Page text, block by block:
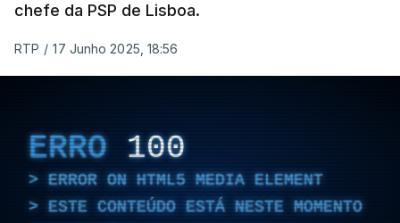
chefe da PSP de Lisboa.
RTP / 17 Junho 2025, 18:56
ERRO 100
ERROR ON HTML5 MEDIA ELEMENT
ESTE CONTEÚDO ESTÁ NESTE MOMENTO